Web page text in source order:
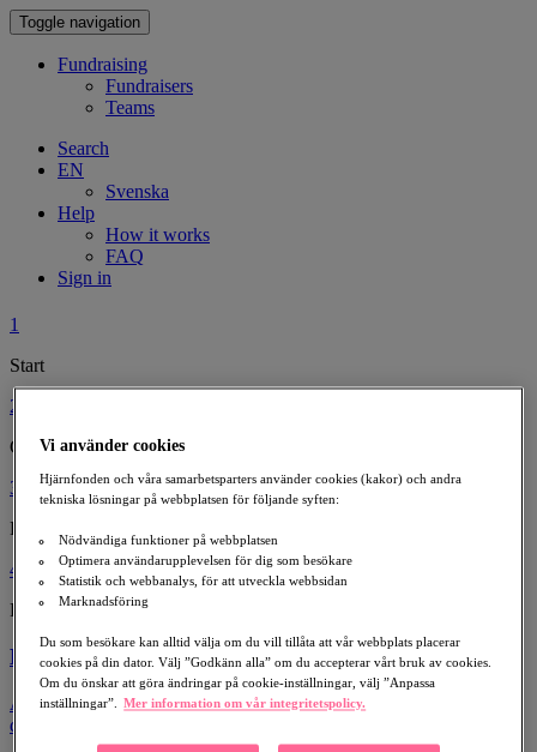
Toggle navigation
Fundraising
Fundraisers
Teams
Search
EN
Svenska
Help
How it works
FAQ
Sign in
1
Start
2
Choose type of Fundraiser
3
Personalise Your Fundraiser
4
Publish Your Fundraiser
Birthday
A birthday you will remember forever. Ask friends and family for
donations rather than birthday gifts.
Vi använder cookies
Hjärnfonden och våra samarbetsparters använder cookies (kakor) och andra
tekniska lösningar på webbplatsen för följande syften:
Nödvändiga funktioner på webbplatsen
Optimera användarupplevelsen för dig som besökare
Statistik och webbanalys, för att utveckla webbsidan
Marknadsföring
Du som besökare kan alltid välja om du vill tillåta att vår webbplats placerar
cookies på din dator. Välj ”Godkänn alla” om du accepterar vårt bruk av cookies.
Om du önskar att göra ändringar på cookie-inställningar, välj ”Anpassa
inställningar”.
Mer information om vår integritetspolicy.